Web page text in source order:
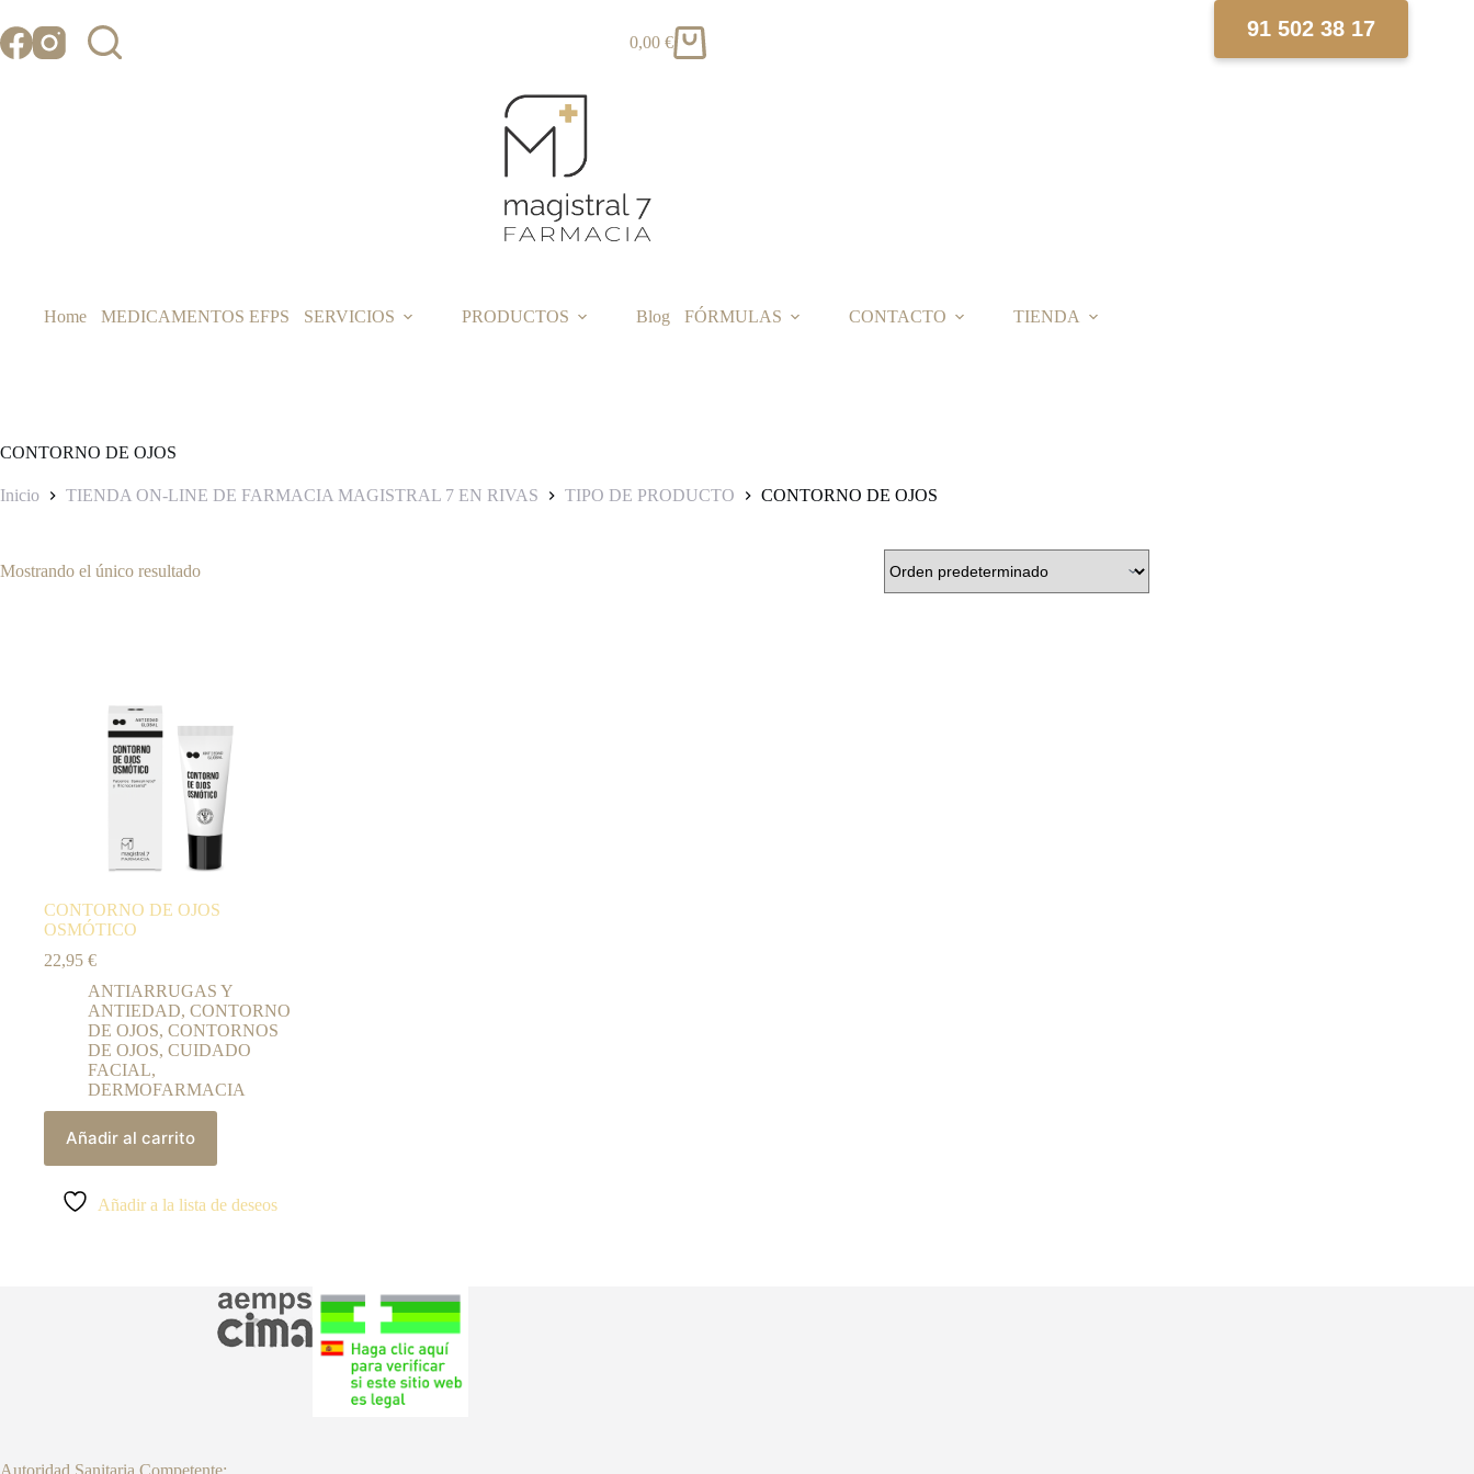
al
contenido
Carro
0,00 €
91 502 38 17
Home MEDICAMENTOS EFPS SERVICIOS PRODUCTOS Blog FÓRMULAS CONTACTO TIENDA
CONTORNO DE OJOS
Inicio TIENDA ON-LINE DE FARMACIA MAGISTRAL 7 EN RIVAS TIPO DE PRODUCTO CONTORNO DE OJOS
Mostrando el único resultado
CONTORNO DE OJOS
OSMÓTICO
22,95 €
ANTIARRUGAS Y
ANTIEDAD, CONTORNO
DE OJOS, CONTORNOS
DE OJOS, CUIDADO
FACIAL,
DERMOFARMACIA
Añadir al carrito
Añadir a la lista de deseos
Autoridad Sanitaria Competente: